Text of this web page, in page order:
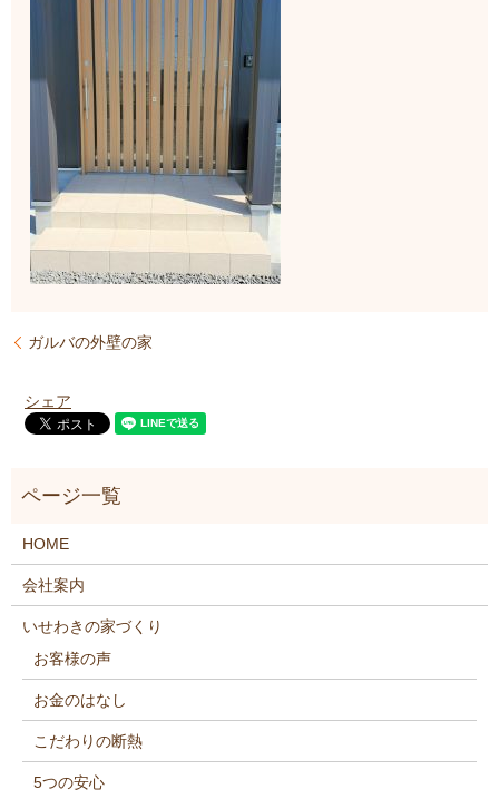
ガルバの外壁の家
シェア
HOME
会社案内
いせわきの家づくり
お客様の声
お金のはなし
こだわりの断熱
5つの安心